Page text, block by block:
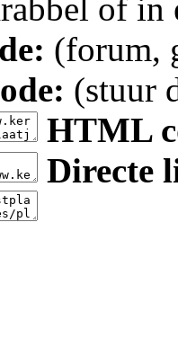
of in
(forum,
(stuur
HTML
Directe